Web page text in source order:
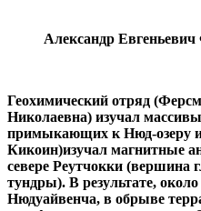
Александр
Геохимический отряд
Николаевна) изучал
примыкающих к Нюд-озеру
Кикоин)изучал магнитные
севере Реутчокки (вершина
тундры). В результате,
Нюдуайвенча, в обрыве